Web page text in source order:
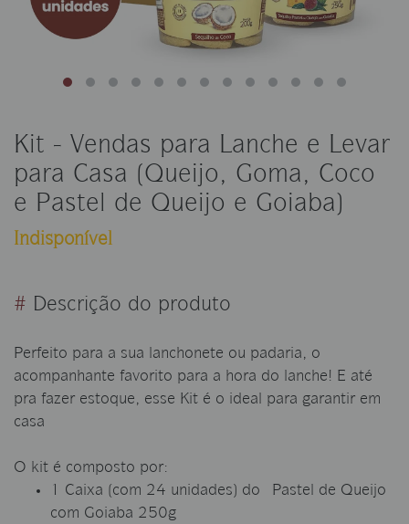
Kit - Vendas para Lanche e Levar
para Casa (Queijo, Goma, Coco
e Pastel de Queijo e Goiaba)
Indisponível
# Descrição do produto
Perfeito para a sua lanchonete ou padaria, o
acompanhante favorito para a hora do lanche! E até
pra fazer estoque, esse Kit é o ideal para garantir em
casa
O kit é composto por:
1 Caixa (com 24 unidades) do Pastel de Queijo
com Goiaba 250g